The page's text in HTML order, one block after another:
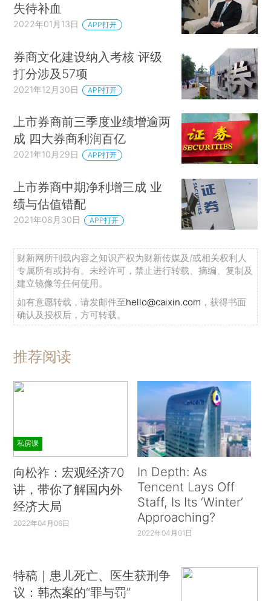
失待补血
2022年01月13日 APP打开
券商文化建设纳入考核 评级
打分涉及57项
2021年12月30日 APP打开
上市券商前三季度业绩增逾两
成 四大券商利润百亿
2021年10月29日 APP打开
上市券商中期净利增三成 业
绩与估值错配
2021年08月30日 APP打开
财新网所刊载内容之知识产权为财新传媒及/或相关权利人
专属所有或持有。未经许可，禁止进行转载、摘编、复制及
建立镜像等任何使用。
如有意愿转载，请发邮件至hello@caixin.com ，获得书面
确认及授权后，方可转载。
推荐阅读
私房课
向松祚：宏观经济70
讲，带你了解国内外
经济大局
2022年04月06日
In Depth: As
Tencent Lays Off
Staff, Is Its ‘Winter’
Approaching?
2022年04月01日
特稿｜患儿死亡、医生获刑争
议：韩杰案的“罪与罚”